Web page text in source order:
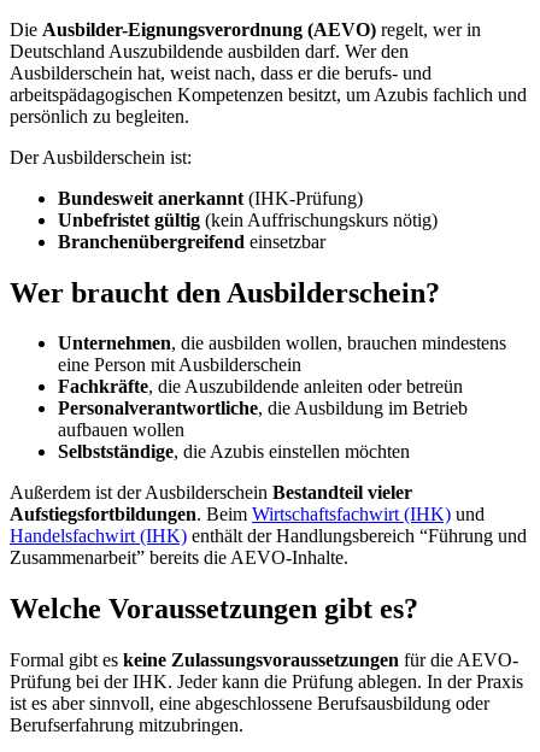
Die Ausbilder-Eignungsverordnung (AEVO) regelt, wer in
Deutschland Auszubildende ausbilden darf. Wer den
Ausbilderschein hat, weist nach, dass er die berufs- und
arbeitspädagogischen Kompetenzen besitzt, um Azubis fachlich und
persönlich zu begleiten.
Der Ausbilderschein ist:
Bundesweit anerkannt (IHK-Prüfung)
Unbefristet gültig (kein Auffrischungskurs nötig)
Branchenübergreifend einsetzbar
Wer braucht den Ausbilderschein?
Unternehmen, die ausbilden wollen, brauchen mindestens
eine Person mit Ausbilderschein
Fachkräfte, die Auszubildende anleiten oder betreün
Personalverantwortliche, die Ausbildung im Betrieb
aufbauen wollen
Selbstständige, die Azubis einstellen möchten
Außerdem ist der Ausbilderschein Bestandteil vieler
Aufstiegsfortbildungen. Beim Wirtschaftsfachwirt (IHK) und
Handelsfachwirt (IHK) enthält der Handlungsbereich “Führung und
Zusammenarbeit” bereits die AEVO-Inhalte.
Welche Voraussetzungen gibt es?
Formal gibt es keine Zulassungsvoraussetzungen für die AEVO-
Prüfung bei der IHK. Jeder kann die Prüfung ablegen. In der Praxis
ist es aber sinnvoll, eine abgeschlossene Berufsausbildung oder
Berufserfahrung mitzubringen.